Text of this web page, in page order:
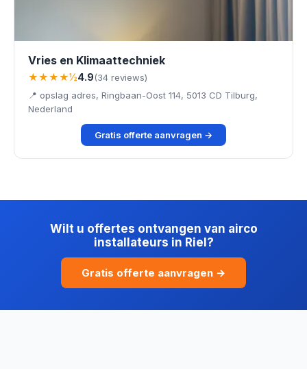
Vries en Klimaattechniek
★★★★½4.9(34 reviews)
📍 opslag adres, Ringbaan-Oost 114, 5013 CD Tilburg,
Nederland
Gratis offerte aanvragen →
Wilt u offertes ontvangen van airco
installateurs in Riel?
Gratis offerte aanvragen →